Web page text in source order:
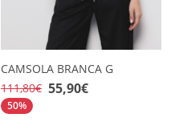
CAMSOLA BRANCA G
111,80€ 55,90€
50%